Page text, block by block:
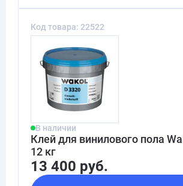
Код товара: 22522
В наличии
Клей для винилового пола
12 кг
13 400 руб.